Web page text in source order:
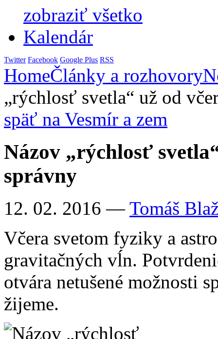
zobraziť všetko
Kalendár
Twitter Facebook Google Plus RSS
HomeČlánky a rozhovory
„rýchlosť svetla“ už od
späť na Vesmír a zem
Názov „rýchlosť
správny
12. 02. 2016 —Tomáš
Včera svetom fyziky a
gravitačných vĺn.
otvára netušené možnosti
žijeme.